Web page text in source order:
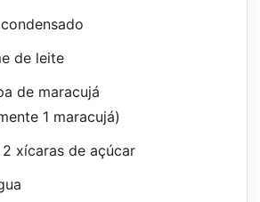
de leite
de maracujá
1 maracujá)
xícaras de açúcar